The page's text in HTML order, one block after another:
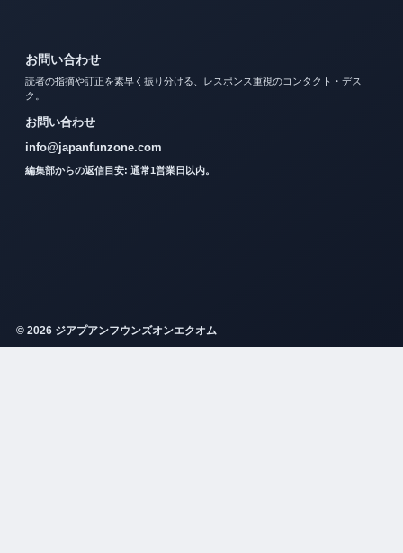
お問い合わせ
読者の指摘や訂正を素早く振り分ける、レスポンス重視のコンタクト・デス
ク。
お問い合わせ
info@japanfunzone.com
編集部からの返信目安: 通常1営業日以内。
© 2026 ジアプアンフウンズオンエクオム